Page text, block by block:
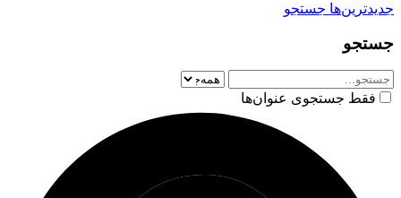
جدیدترین‌ها جستجو
جستجو
فقط جستجوی عنوان‌ها